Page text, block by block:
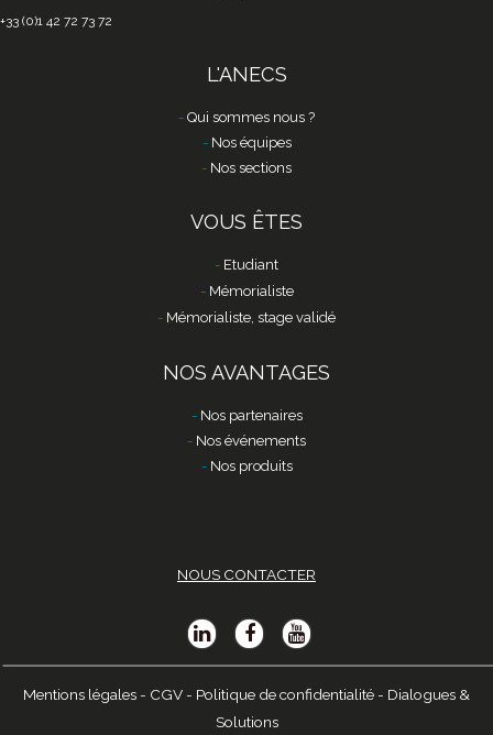
+33 (0)1 42 72 73 72
L'ANECS
Qui sommes nous ?
Nos équipes
Nos sections
VOUS ÊTES
Etudiant
Mémorialiste
Mémorialiste, stage validé
NOS AVANTAGES
Nos partenaires
Nos événements
Nos produits
NOUS CONTACTER
Mentions légales - CGV - Politique de confidentialité - Dialogues &
Solutions